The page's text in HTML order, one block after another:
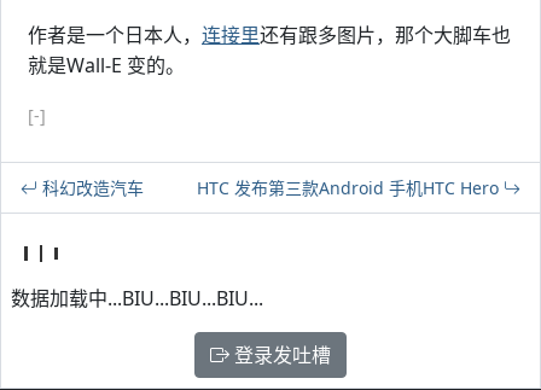
作者是一个日本人， 连接里还有跟多图片，那个大脚车也
就是Wall-E 变的。
[-]
科幻改造汽车 HTC 发布第三款Android 手机HTC Hero
数据加载中...BIU...BIU...BIU...
登录发吐槽